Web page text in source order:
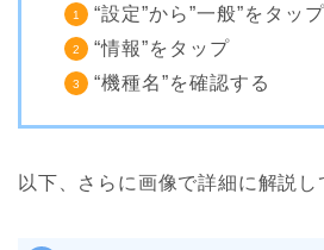
“設定”から”一般”をタップ
“情報”をタップ
“機種名”を確認する
以下、さらに画像で詳細に解説し